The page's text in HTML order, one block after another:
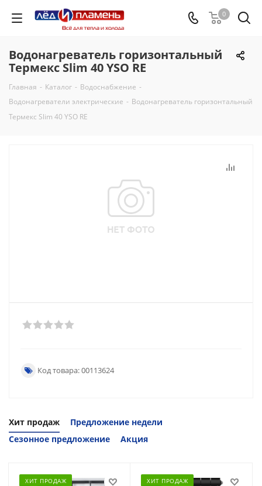
0
Водонагреватель горизонтальный
Термекс Slim 40 YSO RE
Главная - Каталог - Водоснабжение -
Водонагреватели электрические - Водонагреватель горизонтальный
Термекс Slim 40 YSO RE
Код товара: 00113624
Хит продаж
Предложение недели
Сезонное предложение
Акция
ХИТ ПРОДАЖ ХИТ ПРОДАЖ